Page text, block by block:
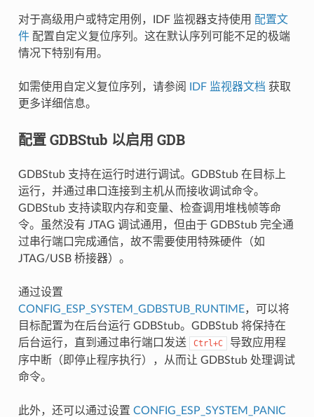
对于高级用户或特定用例，IDF 监视器支持使用 配置文
件配置自定义复位序列。这在默认序列可能不足的极端
情况下特别有用。
如需使用自定义复位序列，请参阅 IDF 监视器文档 获取
更多详细信息。
配置 GDBStub 以启用 GDB
GDBStub 支持在运行时进行调试。GDBStub 在目标上
运行，并通过串口连接到主机从而接收调试命令。
GDBStub 支持读取内存和变量、检查调用堆栈帧等命
令。虽然没有 JTAG 调试通用，但由于 GDBStub 完全通
过串行端口完成通信，故不需要使用特殊硬件（如
JTAG/USB 桥接器）。
通过设置
CONFIG_ESP_SYSTEM_GDBSTUB_RUNTIME，可以将
目标配置为在后台运行 GDBStub。GDBStub 将保持在
后台运行，直到通过串行端口发送
Ctrl+C
导致应用程
序中断（即停止程序执行），从而让 GDBStub 处理调试
命令。
此外，还可以通过设置 CONFIG_ESP_SYSTEM_PANIC